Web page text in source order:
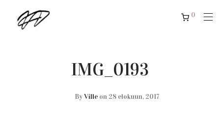
0
IMG_0193
ByVille on 28 elokuun, 2017